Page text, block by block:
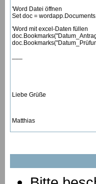
'Word Datei öffnen
Set doc =
'Word mit excel-Daten füllen
Liebe Grüße
Matthias